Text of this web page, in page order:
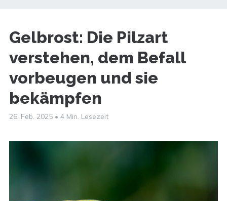
Gelbrost: Die Pilzart
verstehen, dem Befall
vorbeugen und sie
bekämpfen
26. Feb. 2025 • 4 Min. Lesezeit